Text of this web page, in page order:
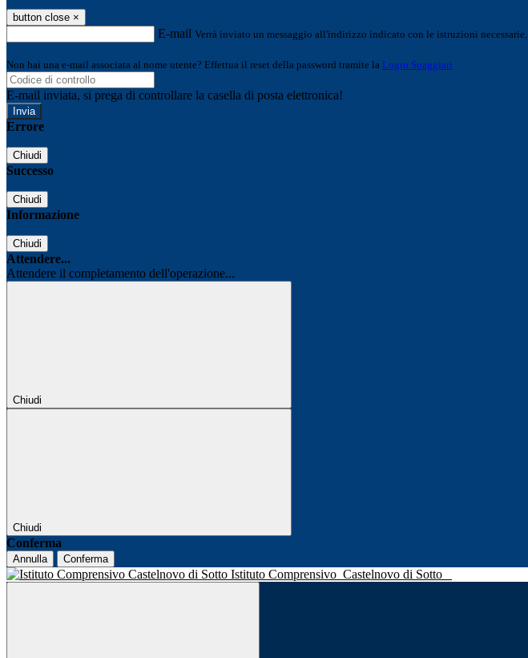
button close ×
E-mail Verrà inviato un messaggio all'indirizzo indicato con le istruzioni necessarie.
Non hai una e-mail associata al nome utente? Effettua il reset della password tramite la Login Spaggiari
E-mail inviata, si prega di controllare la casella di posta elettronica!
Errore
Chiudi
Successo
Chiudi
Informazione
Chiudi
Attendere...
Attendere il completamento dell'operazione...
Chiudi
Chiudi
Conferma
Annulla Conferma
Istituto Comprensivo Castelnovo di Sotto